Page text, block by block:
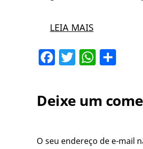
LEIA MAIS
Facebook
Twitter
Deixe um
O seu endereço de e-mail